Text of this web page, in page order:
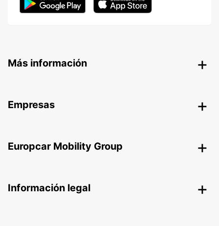
Más información
Empresas
Europcar Mobility Group
Información legal